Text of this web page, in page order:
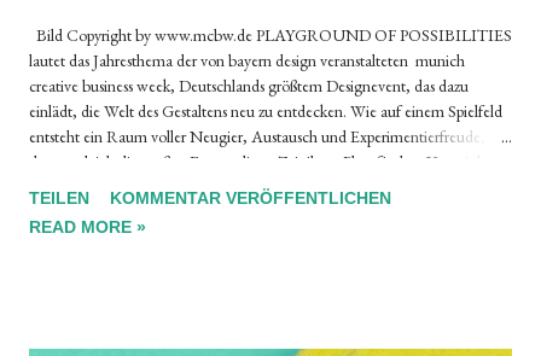
Bild Copyright by www.mcbw.de PLAYGROUND OF POSSIBILITIES
lautet das Jahresthema der von bayern design veranstalteten munich
creative business week, Deutschlands größtem Designevent, das dazu
einlädt, die Welt des Gestaltens neu zu entdecken. Wie auf einem Spielfeld
entsteht ein Raum voller Neugier, Austausch und Experimentierfreude, in
dem zugleich die großen Fragen dieser Zeit ihren Platz finden. Vom 4. bis
10. Mai öffnet die mcbw zum 15. Mal ihre Türen und präsentiert im
Programmpartner:innen im Herzen Münchens ein interaktives Programm
TEILEN
KOMMENTAR VERÖFFENTLICHEN
READ MORE »